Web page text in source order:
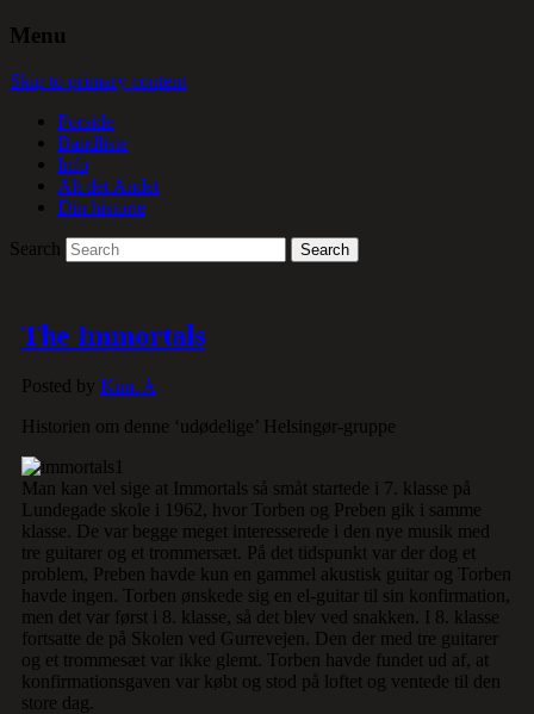
Menu
Skip to primary content
Forside
Bandliste
Info
Alt det Andet
Din historie
Search
The Immortals
Posted by Kim. A
Historien om denne ‘udødelige’ Helsingør-gruppe
Man kan vel sige at Immortals så småt startede i 7. klasse på
Lundegade skole i 1962, hvor Torben og Preben gik i samme
klasse. De var begge meget interesserede i den nye musik med
tre guitarer og et trommersæt. På det tidspunkt var der dog et
problem, Preben havde kun en gammel akustisk guitar og Torben
havde ingen. Torben ønskede sig en el-guitar til sin konfirmation,
men det var først i 8. klasse, så det blev ved snakken. I 8. klasse
fortsatte de på Skolen ved Gurrevejen. Den der med tre guitarer
og et trommesæt var ikke glemt. Torben havde fundet ud af, at
konfirmationsgaven var købt og stod på loftet og ventede til den
store dag.